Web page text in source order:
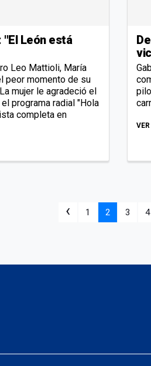
León está
Leo Mattioli, María
peor momento de su
mujer le agradeció el
programa radial "Hola
completa en
‹ 1 2 3 4